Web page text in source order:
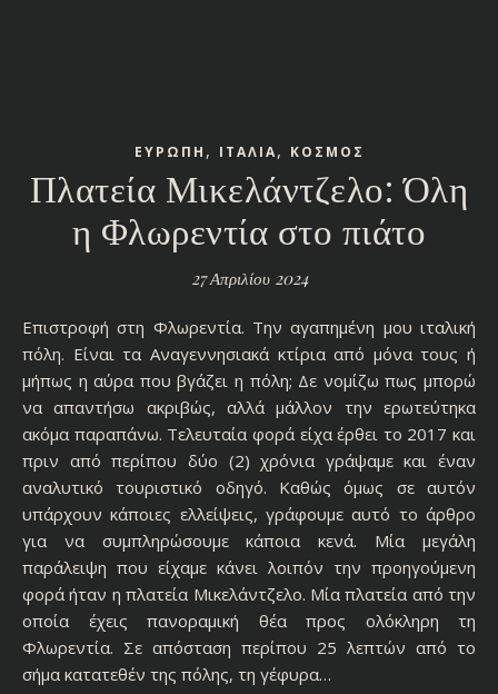
ΕΥΡΩΠΗ , ΙΤΑΛΙΑ, ΚΟΣΜΟΣ
Πλατεία Μικελάντζελο: Όλη
η Φλωρεντία στο πιάτο
27 Απριλίου 2024
Επιστροφή στη Φλωρεντία. Την αγαπημένη μου ιταλική
πόλη. Είναι τα Αναγεννησιακά κτίρια από μόνα τους ή
μήπως η αύρα που βγάζει η πόλη; Δε νομίζω πως μπορώ
να απαντήσω ακριβώς, αλλά μάλλον την ερωτεύτηκα
ακόμα παραπάνω. Τελευταία φορά είχα έρθει το 2017 και
πριν από περίπου δύο (2) χρόνια γράψαμε και έναν
αναλυτικό τουριστικό οδηγό. Καθώς όμως σε αυτόν
υπάρχουν κάποιες ελλείψεις, γράφουμε αυτό το άρθρο
για να συμπληρώσουμε κάποια κενά. Μία μεγάλη
παράλειψη που είχαμε κάνει λοιπόν την προηγούμενη
φορά ήταν η πλατεία Μικελάντζελο. Μία πλατεία από την
οποία έχεις πανοραμική θέα προς ολόκληρη τη
Φλωρεντία. Σε απόσταση περίπου 25 λεπτών από το
σήμα κατατεθέν της πόλης, τη γέφυρα…